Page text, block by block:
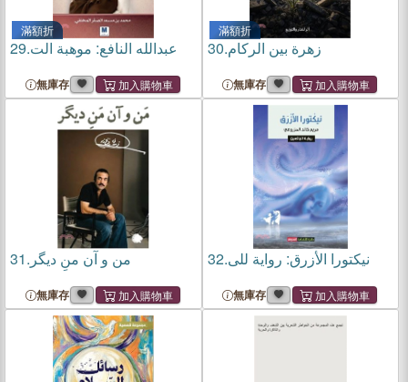
滿額折
29.عبدالله النافع: موهبة الت
無庫存
滿額折
30.زهرة بين الركام
無庫存
31. من و آن منِ ديگر
無庫存
32.نیكتورا الأزرق: روایة للی
無庫存